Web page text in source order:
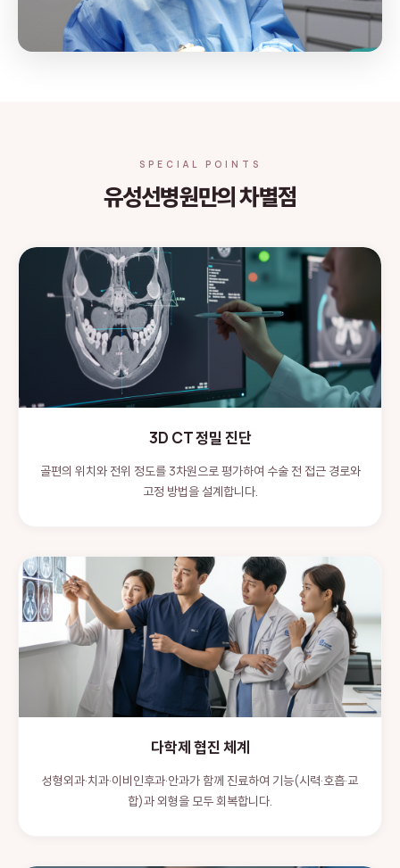
SPECIAL POINTS
유성선병원만의 차별점
3D CT 정밀 진단
골편의 위치와 전위 정도를 3차원으로 평가하여 수술 전 접근 경로와
고정 방법을 설계합니다.
다학제 협진 체계
성형외과·치과·이비인후과·안과가 함께 진료하여 기능(시력·호흡·교
합)과 외형을 모두 회복합니다.